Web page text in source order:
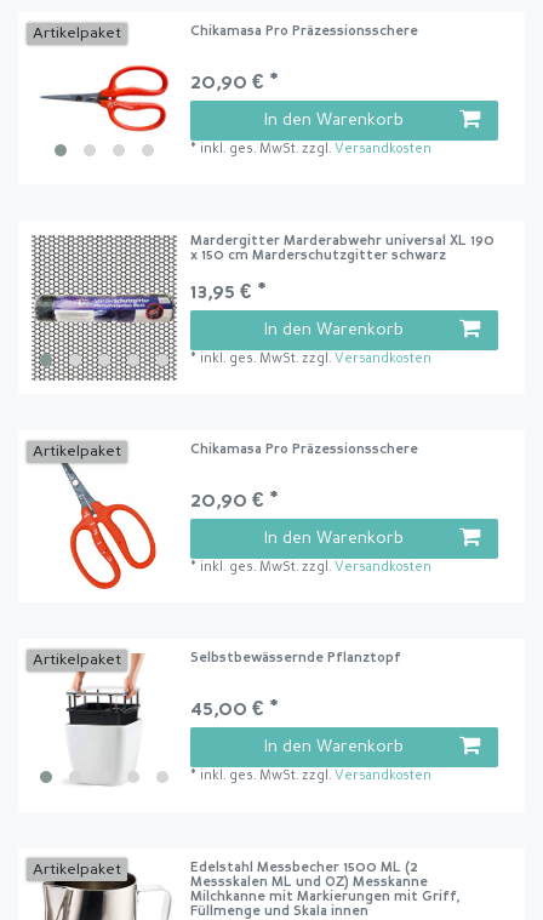
Artikelpaket Chikamasa Pro Präzessionsschere
20,90 € *
In den Warenkorb
* inkl. ges. MwSt. zzgl. Versandkosten
Mardergitter Marderabwehr universal XL 190
x 150 cm Marderschutzgitter schwarz
13,95 € *
In den Warenkorb
* inkl. ges. MwSt. zzgl. Versandkosten
Artikelpaket Chikamasa Pro Präzessionsschere
20,90 € *
In den Warenkorb
* inkl. ges. MwSt. zzgl. Versandkosten
Artikelpaket Selbstbewässernde Pflanztopf
45,00 € *
In den Warenkorb
* inkl. ges. MwSt. zzgl. Versandkosten
Artikelpaket
Edelstahl Messbecher 1500 ML (2
Messskalen ML und OZ) Messkanne
Milchkanne mit Markierungen mit Griff,
Füllmenge und Skala innen